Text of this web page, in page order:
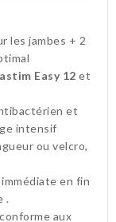
les jambes + 2
Easy 12 et
et
intensif
ou velcro,
en fin
.
aux